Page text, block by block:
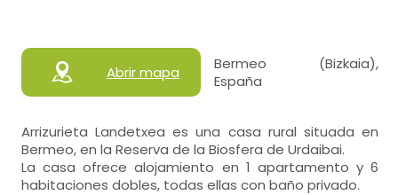
Abrir mapa
Bermeo (Bizkaia),
España
Arrizurieta Landetxea es una casa rural situada en
Bermeo, en la Reserva de la Biosfera de Urdaibai.
La casa ofrece alojamiento en 1 apartamento y 6
habitaciones dobles, todas ellas con baño privado.